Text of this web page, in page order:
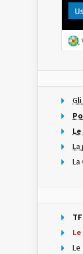
Gli
La
La
Le